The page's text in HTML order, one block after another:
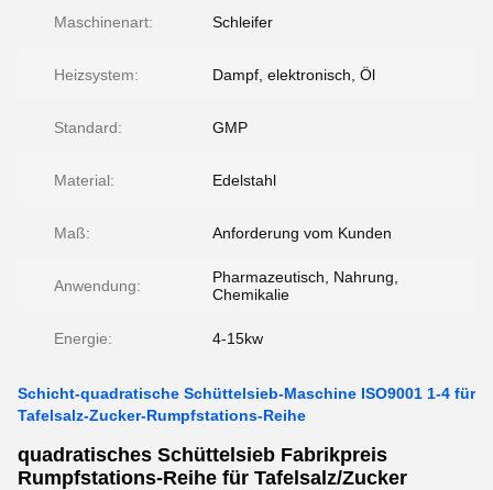
Maschinenart: Schleifer
Heizsystem: Dampf, elektronisch, Öl
Standard: GMP
Material: Edelstahl
Maß: Anforderung vom Kunden
Anwendung:
Pharmazeutisch, Nahrung,
Chemikalie
Energie: 4-15kw
Schicht-quadratische Schüttelsieb-Maschine ISO9001 1-4 für
Tafelsalz-Zucker-Rumpfstations-Reihe
quadratisches Schüttelsieb Fabrikpreis
Rumpfstations-Reihe für Tafelsalz/Zucker